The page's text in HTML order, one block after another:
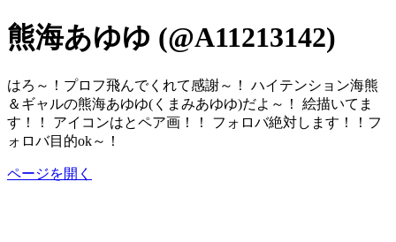
熊海あゆゆ (@A11213142)
はろ～！プロフ飛んでくれて感謝～！ ハイテンション海熊
＆ギャルの熊海あゆゆ(くまみあゆゆ)だよ～！ 絵描いてま
す！！ アイコンはとペア画！！ フォロバ絶対します！！フ
ォロバ目的ok～！
ページを開く